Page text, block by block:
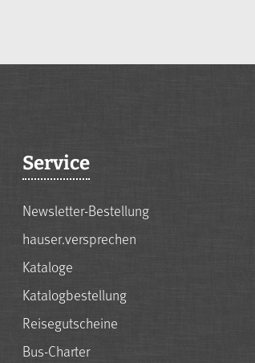
Service
Newsletter-Bestellung
hauser.versprechen
Kataloge
Katalogbestellung
Reisegutscheine
Bus-Charter